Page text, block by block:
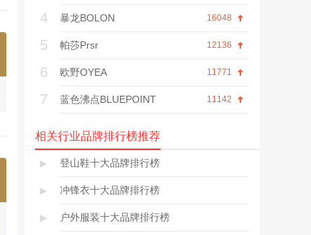
4 16048
暴龙BOLON
5 12136
帕莎Prsr
6 11771
欧野OYEA
7 11142
蓝色沸点BLUEPOINT
相关行业品牌排行榜推荐
▸ 登山鞋十大品牌排行榜
▸ 冲锋衣十大品牌排行榜
▸ 户外服装十大品牌排行榜